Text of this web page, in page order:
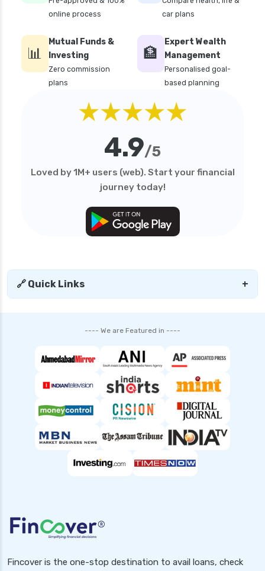
personal loan in karnataka
personal loan in lucknow
personal loan in madurai
personal loan in maharashtra
personal loan in mumbai
personal loan in tamilnadu
personal loan in telangana
personal loan in trichy
personal loan interest rates
sbi personal loan interest rates
shriram finance personal loan interest rate
top 10 Personal loan apps
what is a personal loan
online process
car plans
📊
Mutual Funds &
Investing
Zero commission
plans
🏦
Expert Wealth
Management
Personalised goal-
based planning
★★★★★
4.9/5
Loved by 1M+ users (web). Start your financial
journey today!
🔗 Quick Links +
---- We are Featured in ----
Fincover is the one-stop destination to avail loans, check